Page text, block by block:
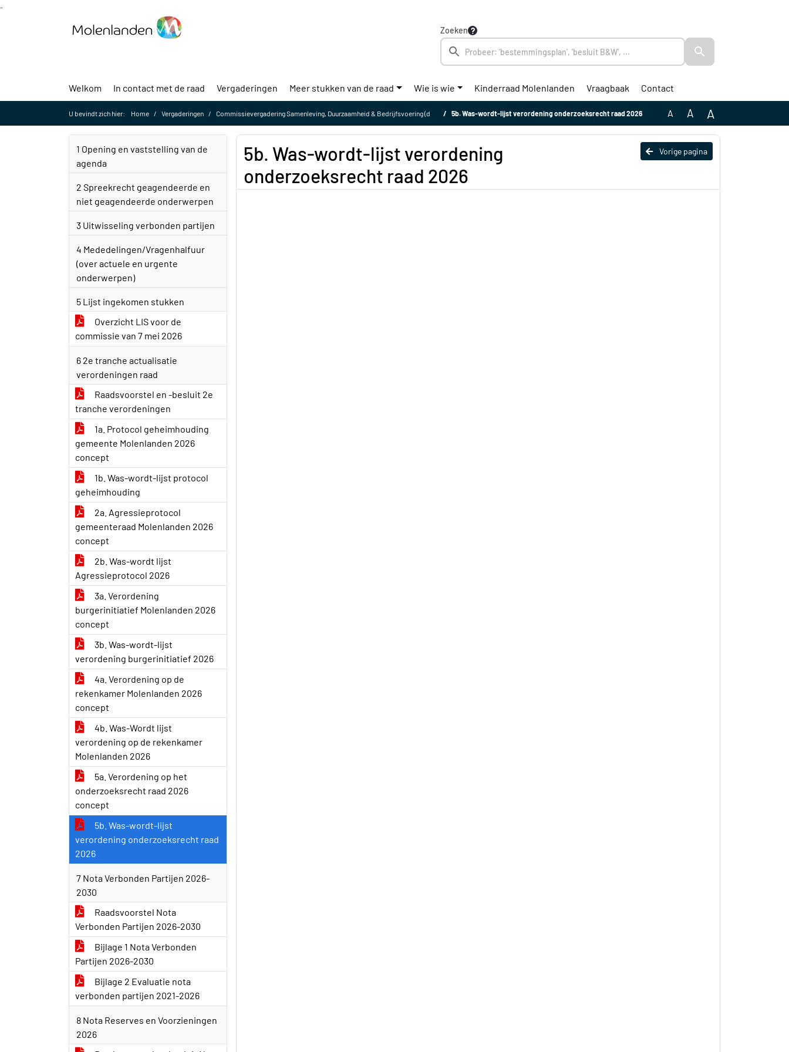
Zoeken
Welkom In contact met de raad Vergaderingen Meer stukken van de raad Wie is wie Kinderraad Molenlanden Vraagbaak Contact
U bevindt zich hier: Home Vergaderingen Commissievergadering Samenleving, Duurzaamheid & Bedrijfsvoering (donderdag 7 mei 2026) 5b. Was-wordt-lijst verordening onderzoeksrecht raad 2026 A A A
1 Opening en vaststelling van de
agenda
2 Spreekrecht geagendeerde en
niet geagendeerde onderwerpen
3 Uitwisseling verbonden partijen
4 Mededelingen/Vragenhalfuur
(over actuele en urgente
onderwerpen)
5 Lijst ingekomen stukken
Overzicht LIS voor de
commissie van 7 mei 2026
6 2e tranche actualisatie
verordeningen raad
Raadsvoorstel en -besluit 2e
tranche verordeningen
1a. Protocol geheimhouding
gemeente Molenlanden 2026
concept
1b. Was-wordt-lijst protocol
geheimhouding
2a. Agressieprotocol
gemeenteraad Molenlanden 2026
concept
2b. Was-wordt lijst
Agressieprotocol 2026
3a. Verordening
burgerinitiatief Molenlanden 2026
concept
3b. Was-wordt-lijst
verordening burgerinitiatief 2026
4a. Verordening op de
rekenkamer Molenlanden 2026
concept
4b. Was-Wordt lijst
verordening op de rekenkamer
Molenlanden 2026
5a. Verordening op het
onderzoeksrecht raad 2026
concept
5b. Was-wordt-lijst
verordening onderzoeksrecht raad
2026
7 Nota Verbonden Partijen 2026-
2030
Raadsvoorstel Nota
Verbonden Partijen 2026-2030
Bijlage 1 Nota Verbonden
Partijen 2026-2030
Bijlage 2 Evaluatie nota
verbonden partijen 2021-2026
8 Nota Reserves en Voorzieningen
2026
Vorige pagina
5b. Was-wordt-lijst verordening
onderzoeksrecht raad 2026